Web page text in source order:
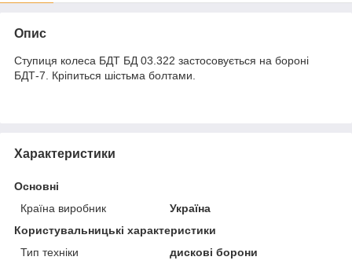
Опис
Ступиця колеса БДТ БД 03.322 застосовується на бороні
БДТ-7. Кріпиться шістьма болтами.
Характеристики
Основні
Країна виробник
Україна
Користувальницькі характеристики
Тип техніки
дискові борони